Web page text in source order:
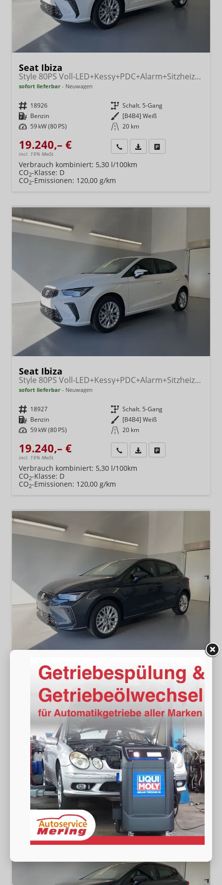
Seat Ibiza
Style 80PS Voll-LED+Kessy+PDC+Alarm+Sitzheizung+Kamera+App-Connect
sofort lieferbar Neuwagen
Fahrzeugnr. 18926 Getriebe Schalt. 5-Gang
Kraftstoff Benzin Außenfarbe [B4B4] Weiß
Leistung 59 kW (80 PS) Kilometerstand 20 km
19.240,– €
incl. 19% MwSt.
Wir rufen Sie anFahrzeugexposé (PDF)
Verbrauch kombiniert: 5,30 l/100km
CO2-Klasse: D
CO2-Emissionen: 120,00 g/km
Seat Ibiza
Style 80PS Voll-LED+Kessy+PDC+Alarm+Sitzheizung+Kamera+App-Connect
sofort lieferbar Neuwagen
Fahrzeugnr. 18927 Getriebe Schalt. 5-Gang
Kraftstoff Benzin Außenfarbe [B4B4] Weiß
Leistung 59 kW (80 PS) Kilometerstand 20 km
19.240,– €
incl. 19% MwSt.
Wir rufen Sie anFahrzeugexposé (PDF)
Verbrauch kombiniert: 5,30 l/100km
CO2-Klasse: D
CO2-Emissionen: 120,00 g/km
Seat Ibiza
sofort lieferbar Neuwagen
18928 Getriebe Schalt. 5-Gang
59 kW (80 PS) Kilometerstand 20 km
19.490,– €
incl. 19% MwSt.
Wir rufen Sie anFahrzeugexposé (PDF)
Fahrzeug parken
Verbrauch kombiniert:5,30 l/100km
2-Klasse: D
2-Emissionen:120,00 g/km